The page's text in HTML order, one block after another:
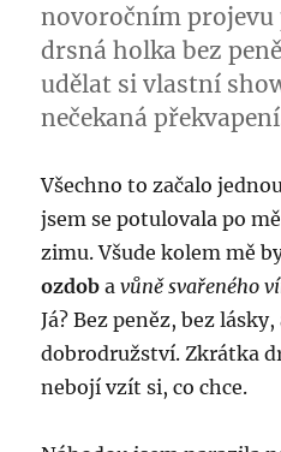
novoročním projevu
drsná holka bez
udělat si vlastní
nečekaná
Všechno to začalo
jsem se potulovala po
zimu. Všude kolem mě
ozdob avůně svařeného
Já? Bez peněz, bez
dobrodružství. Zkrátka
nebojí vzít si, co chce.